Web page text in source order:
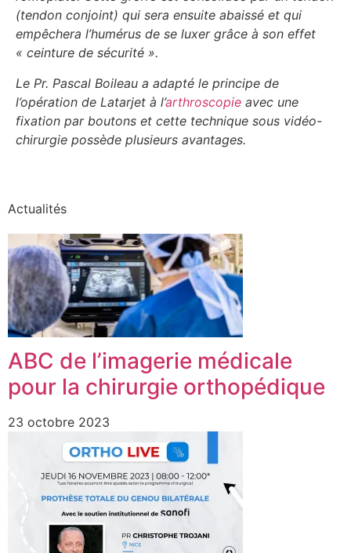
(tendon conjoint) qui sera ensuite abaissé et qui
empêchera l’humérus de se luxer grâce à son effet
« ceinture de sécurité ».
Le Pr. Pascal Boileau a adapté le principe de
l’opération de Latarjet à l’arthroscopie avec une
fixation par boutons et cette technique sous vidéo-
chirurgie possède plusieurs avantages.
Actualités
ABC de l’imagerie médicale
pour la chirurgie orthopédique
23 octobre 2023